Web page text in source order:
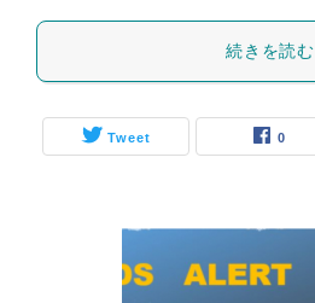
続きを読む
Tweet 0